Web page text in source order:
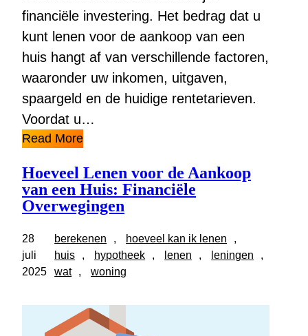
financiële investering. Het bedrag dat u
kunt lenen voor de aankoop van een
huis hangt af van verschillende factoren,
waaronder uw inkomen, uitgaven,
spaargeld en de huidige rentetarieven.
Voordat u…
Read More
Hoeveel Lenen voor de Aankoop
van een Huis: Financiële
Overwegingen
28
juli
2025
berekenen , hoeveel kan ik lenen
huis
, hypotheek , lenen , leningen
wat
, woning